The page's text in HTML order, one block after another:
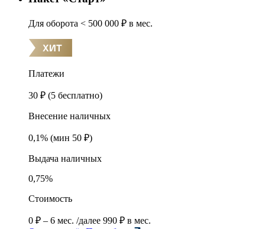
Для оборота < 500 000 ₽ в мес.
Платежи
30 ₽ (5 бесплатно)
Внесение наличных
0,1% (мин 50 ₽)
Выдача наличных
0,75%
Стоимость
0 ₽ – 6 мес. /далее 990 ₽ в мес.